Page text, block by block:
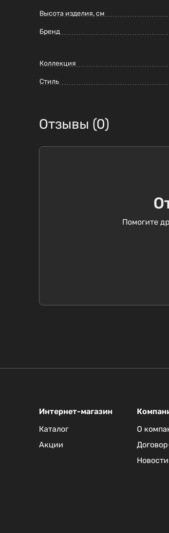
Высота изделия, см
Бренд
Коллекция
Стиль
Отзывы (0)
Помогите
Интернет-магазин
Каталог
Акции
О
Новости